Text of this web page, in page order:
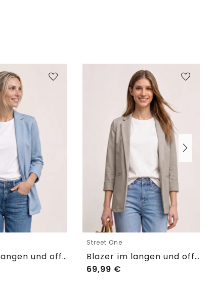
Blazer im langen und offenen Schnitt
Street One
Blazer im langen und offenen Schnitt
69,99 €